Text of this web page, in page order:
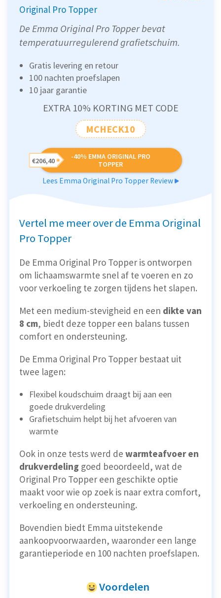
Original Pro Topper
De Emma Original Pro Topper bevat
temperatuurregulerend grafietschuim.
Gratis levering en retour
100 nachten proefslapen
10 jaar garantie
EXTRA 10% KORTING MET CODE
MCHECK10
-40% EMMA ORIGINAL PRO
TOPPER
€206,40
Lees Emma Original Pro Topper Review
Vertel me meer over de Emma Original
Pro Topper
De Emma Original Pro Topper is ontworpen
om lichaamswarmte snel af te voeren en zo
voor verkoeling te zorgen tijdens het slapen.
Met een medium-stevigheid en een dikte van
8 cm, biedt deze topper een balans tussen
comfort en ondersteuning.
De Emma Original Pro Topper bestaat uit
twee lagen:
Flexibel koudschuim draagt bij aan een
goede drukverdeling
Grafietschuim helpt bij het afvoeren van
warmte
Ook in onze tests werd de warmteafvoer en
drukverdeling goed beoordeeld, wat de
Original Pro Topper een geschikte optie
maakt voor wie op zoek is naar extra comfort,
verkoeling en ondersteuning.
Bovendien biedt Emma uitstekende
aankoopvoorwaarden, waaronder een lange
garantieperiode en 100 nachten proefslapen.
Voordelen